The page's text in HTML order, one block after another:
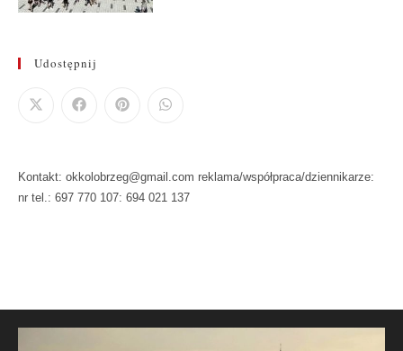
Udostępnij
Kontakt: okkolobrzeg@gmail.com reklama/współpraca/dziennikarze:
nr tel.: 697 770 107: 694 021 137